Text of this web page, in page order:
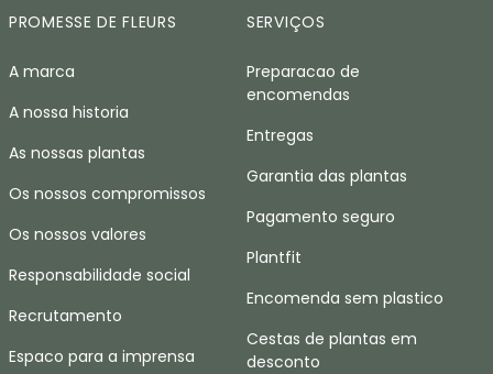
PROMESSE DE FLEURS
A marca
A nossa historia
As nossas plantas
Os nossos compromissos
Os nossos valores
Responsabilidade social
Recrutamento
Espaco para a imprensa
SERVIÇOS
Preparacao de
encomendas
Entregas
Garantia das plantas
Pagamento seguro
Plantfit
Encomenda sem plastico
Cestas de plantas em
desconto